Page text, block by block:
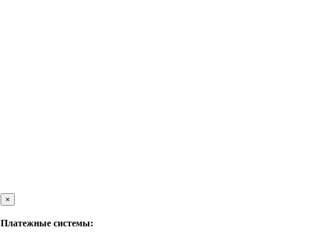
×
Платежные системы: